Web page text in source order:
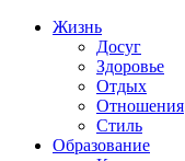
Жизнь
Досуг
Здоровье
Отдых
Отношения
Стиль
Образование